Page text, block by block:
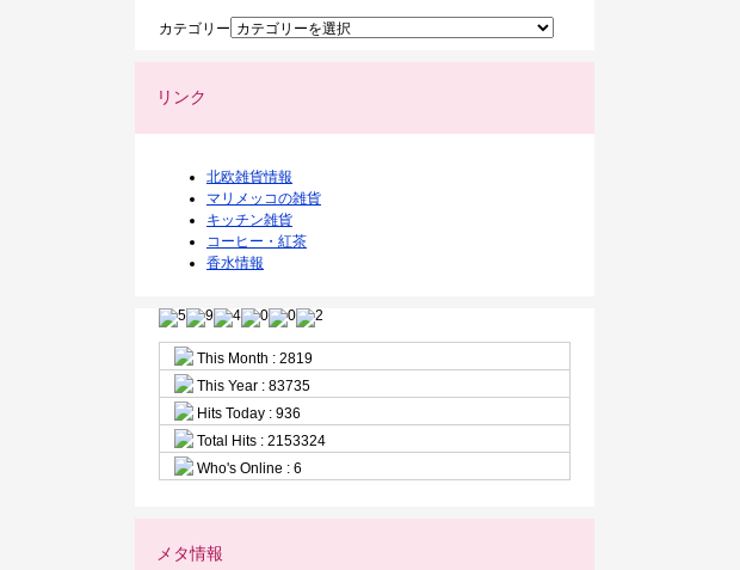
カテゴリー
リンク
北欧雑貨情報
マリメッコの雑貨
キッチン雑貨
コーヒー・紅茶
香水情報
This Month : 2819
This Year : 83735
Hits Today : 936
Total Hits : 2153324
Who's Online : 6
メタ情報